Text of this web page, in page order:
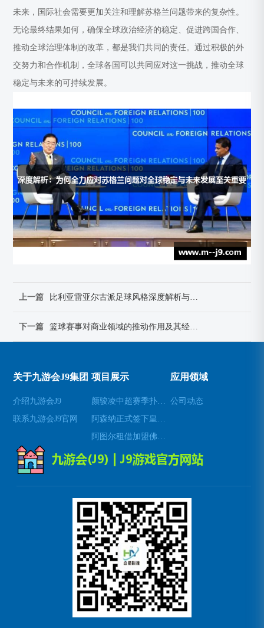
未来，国际社会需要更加关注和理解苏格兰问题带来的复杂性。
无论最终结果如何，确保全球政治经济的稳定、促进跨国合作、
推动全球治理体制的改革，都是我们共同的责任。通过积极的外
交努力和合作机制，全球各国可以共同应对这一挑战，推动全球
稳定与未来的可持续发展。
上一篇
下一篇
关于九游会J9集团
介绍九游会J9
联系九游会J9官网
项目展示 应用领域
公司动态